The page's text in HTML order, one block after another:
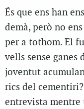
És que ens han
demà, però no
per a tothom. El
vells sense ganes
joventut
rics del
entrevista mentre